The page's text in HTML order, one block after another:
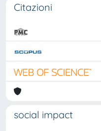
Citazioni
social impact